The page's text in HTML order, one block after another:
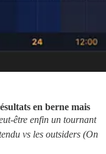
en berne mais
être enfin un tournant
vs les outsiders (On